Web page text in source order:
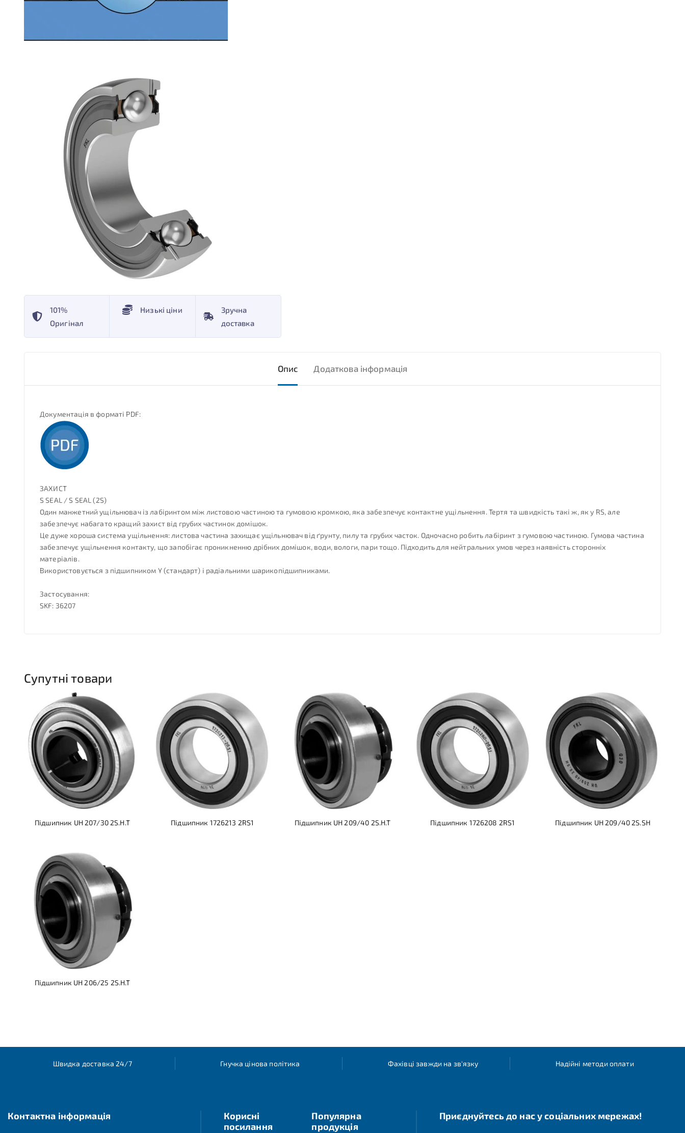
101%
Оригінал
Низькі ціни
Зручна
доставка
Опис Додаткова інформація
Документація в форматі PDF:
ЗАХИСТ
S SEAL / S SEAL (2S)
Один манжетний ущільнювач із лабіринтом між листовою частиною та гумовою кромкою, яка забезпечує контактне ущільнення. Тертя та швидкість такі ж, як у RS, але
забезпечує набагато кращий захист від грубих частинок домішок.
Це дуже хороша система ущільнення: листова частина захищає ущільнювач від ґрунту, пилу та грубих часток. Одночасно робить лабіринт з гумовою частиною. Гумова частина
забезпечує ущільнення контакту, що запобігає проникненню дрібних домішок, води, вологи, пари тощо. Підходить для нейтральних умов через наявність сторонніх
матеріалів.
Використовується з підшипником Y (стандарт) і радіальними шарикопідшипниками.
Застосування:
SKF: 36207
Супутні товари
Підшипник UH 207/30 2S.H.T Підшипник 1726213 2RS1 Підшипник UH 209/40 2S.H.T Підшипник 1726208 2RS1 Підшипник UH 209/40 2S.SH
Підшипник UH 206/25 2S.H.T
Швидка доставка 24/7 Гнучка цінова політика Фахівці завжди на зв'язку Надійні методи оплати
Контактна інформація
Корисні
посилання
Популярна
продукція
Приєднуйтесь до нас у соціальних мережах!